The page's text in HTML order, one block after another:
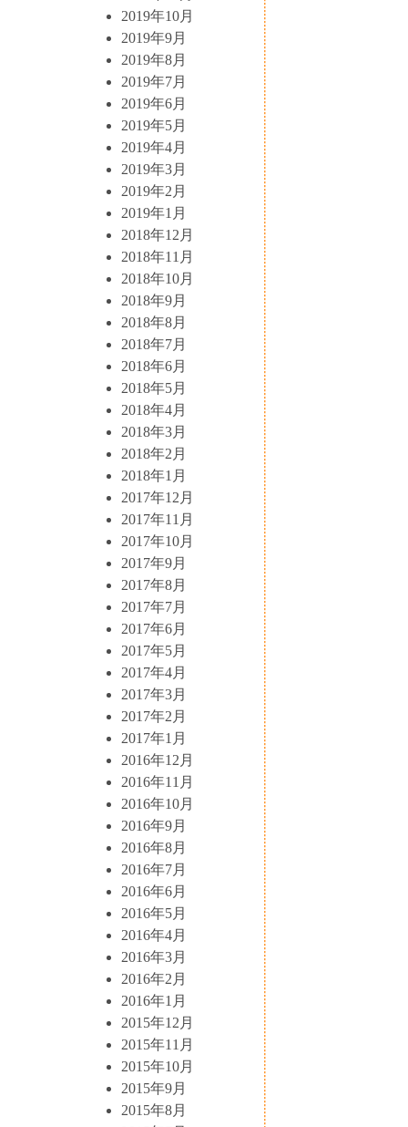
2019年10月
2019年9月
2019年8月
2019年7月
2019年6月
2019年5月
2019年4月
2019年3月
2019年2月
2019年1月
2018年12月
2018年11月
2018年10月
2018年9月
2018年8月
2018年7月
2018年6月
2018年5月
2018年4月
2018年3月
2018年2月
2018年1月
2017年12月
2017年11月
2017年10月
2017年9月
2017年8月
2017年7月
2017年6月
2017年5月
2017年4月
2017年3月
2017年2月
2017年1月
2016年12月
2016年11月
2016年10月
2016年9月
2016年8月
2016年7月
2016年6月
2016年5月
2016年4月
2016年3月
2016年2月
2016年1月
2015年12月
2015年11月
2015年10月
2015年9月
2015年8月